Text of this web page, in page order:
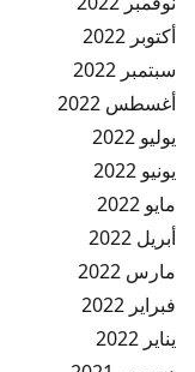
أكتوبر 2022
سبتمبر 2022
أغسطس 2022
يوليو 2022
يونيو 2022
مايو 2022
أبريل 2022
مارس 2022
فبراير 2022
يناير 2022